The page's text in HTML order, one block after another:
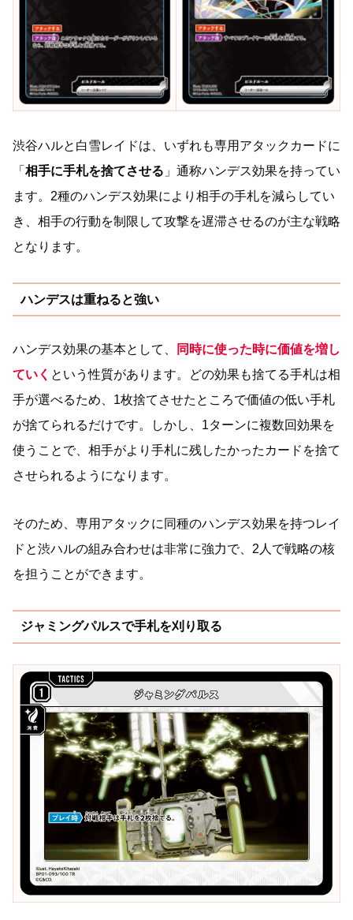
渋谷ハルと白雪レイドは、いずれも専用アタックカードに
「 相手に手札を捨てさせる 」通称ハンデス効果を持ってい
ます。2種のハンデス効果により相手の手札を減らしてい
き、相手の行動を制限して攻撃を遅滞させるのが主な戦略
となります。
ハンデスは重ねると強い
ハンデス効果の基本として、
同時に使った時に価値を増し
ていく という性質があります。どの効果も捨てる手札は相
手が選べるため、1枚捨てさせたところで価値の低い手札
が捨てられるだけです。しかし、1ターンに複数回効果を
使うことで、相手がより手札に残したかったカードを捨て
させられるようになります。
そのため、専用アタックに同種のハンデス効果を持つレイ
ドと渋ハルの組み合わせは非常に強力で、2人で戦略の核
を担うことができます。
ジャミングパルスで手札を刈り取る